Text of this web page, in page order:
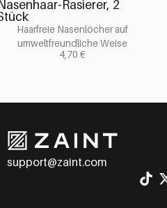
Rasierer, 2
Haarfreie Nasenlöcher auf
umweltfreundliche Weise
4,70 €
support@zaint.com